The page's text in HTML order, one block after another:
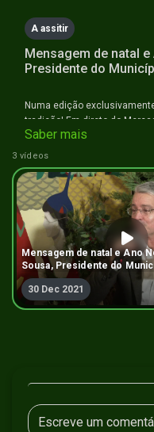
A assitir
Mensagem de natal
Presidente do
Numa edição
tradição! Em direto do
tradicional, comédia e
legumes, flores, licores e
festiva. Neste programa em
tradição e muita animação.
Saber mais
3 vídeos
Mensagem de natal e Ano
Sousa, Presidente do
Cruz (2021)
30 Dec 2021